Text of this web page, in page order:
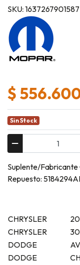
SKU: 1637267901587
$
Sin Stock
Suplente/Fabricante
Repuesto:
CHRYSLER
CHRYSLER
DODGE
DODGE